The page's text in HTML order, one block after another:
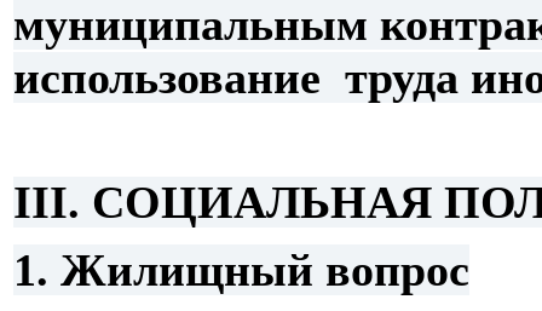
муниципальным
использование труда
III. СОЦИАЛЬНАЯ
1. Жилищный вопрос